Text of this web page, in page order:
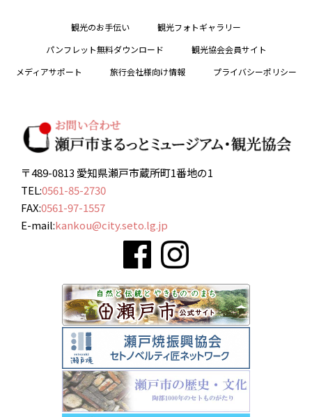
観光のお手伝い
観光フォトギャラリー
パンフレット無料ダウンロード
観光協会会員サイト
メディアサポート
旅行会社様向け情報 プライバシーポリシー
〒489-0813 愛知県瀬戸市蔵所町1番地の1
TEL:0561-85-2730
FAX:0561-97-1557
E-mail:kankou@city.seto.lg.jp